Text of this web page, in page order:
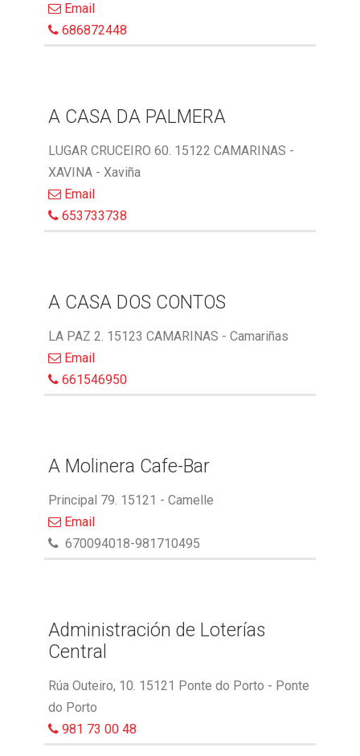
Email
686872448
A CASA DA PALMERA
LUGAR CRUCEIRO 60. 15122 CAMARINAS -
XAVINA - Xaviña
Email
653733738
A CASA DOS CONTOS
LA PAZ 2. 15123 CAMARINAS - Camariñas
Email
661546950
A Molinera Cafe-Bar
Principal 79. 15121 - Camelle
Email
670094018-981710495
Administración de Loterías
Central
Rúa Outeiro, 10. 15121 Ponte do Porto - Ponte
do Porto
981 73 00 48